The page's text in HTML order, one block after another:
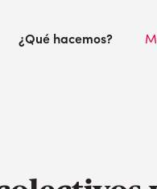
¿Qué hacemos?